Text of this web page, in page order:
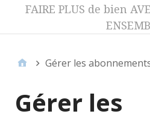
FAIRE PLUS de bien
Gérer les
Gérer les